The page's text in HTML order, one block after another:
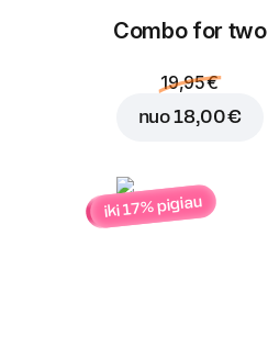
Combo for two
19,95 €
nuo18,00 €
iki 17% pigiau